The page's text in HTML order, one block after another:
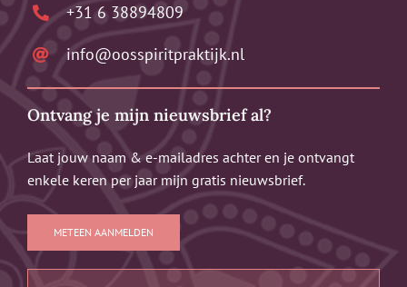
+31 6 38894809
info@oosspiritpraktijk.nl
Ontvang je mijn nieuwsbrief al?
Laat jouw naam & e-mailadres achter en je ontvangt
enkele keren per jaar mijn gratis nieuwsbrief.
METEEN AANMELDEN